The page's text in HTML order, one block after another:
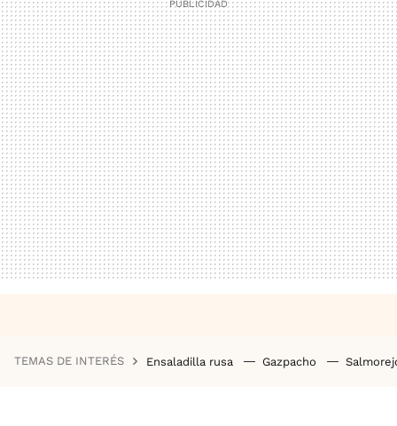
TEMAS DE INTERÉS Ensaladilla rusa Gazpacho